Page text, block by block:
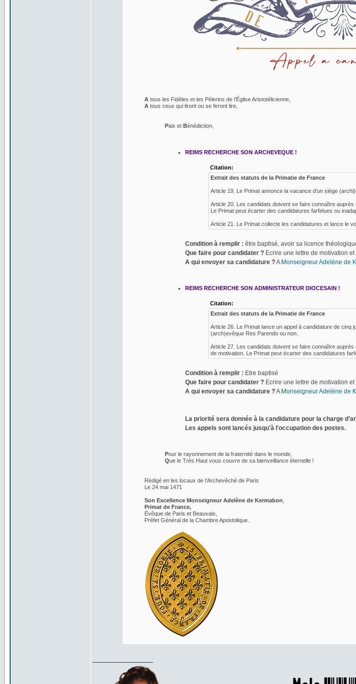
A tous les Fidèles et les Pèlerins de l’Église Aristotélicienne,
A tous ceux qui liront ou se feront lire,
Paix et Bénédiction,
REIMS RECHERCHE SON ARCHEVEQUE !
Citation:
Extrait des statuts de la Primatie de France
Article 19. Le Primat annonce la vacance d'un siège
Article 20. Les candidats doivent se faire connaître
Le Primat peut écarter des candidatures farfelues ou
Article 21. Le Primat collecte les candidatures et lance le
Condition à remplir : être baptisé, avoir sa licence
Que faire pour candidater ? Ecrire une lettre de motivation
A qui envoyer sa candidature ?A Monseigneur Adelène de
REIMS RECHERCHE SON ADMINISTRATEUR DIOCESAIN !
Citation:
Extrait des statuts de la Primatie de France
Article 26. Le Primat lance un appel à candidature de
(arch)evêque Res Parendo ou non.
Article 27. Les candidats doivent se faire connaître
de motivation. Le Primat peut écarter des candidatures
Condition à remplir : Etre baptisé
Que faire pour candidater ? Ecrire une lettre de motivation
A qui envoyer sa candidature ?A Monseigneur Adelène de
La priorité sera donnée à la candidature pour la charge
Les appels sont lancés jusqu'à l'occupation des postes.
Pour le rayonnement de la fraternité dans le monde,
Que le Très Haut vous couvre de sa bienveillance éternelle !
Rédigé en les locaux de l'Archevêché de Paris
Le 24 mai 1471
Son Excellence Monseigneur Adelène de Kermabon
Primat de France,
Évêque de Paris et Beauvais,
Préfet Général de la Chambre Apostolique.